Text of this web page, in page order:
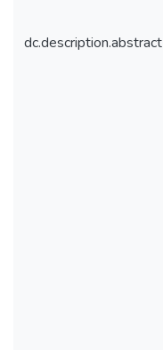
dc.description.abstract